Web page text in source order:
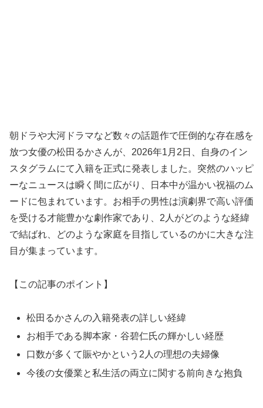
朝ドラや大河ドラマなど数々の話題作で圧倒的な存在感を
放つ女優の松田るかさんが、2026年1月2日、自身のイン
スタグラムにて入籍を正式に発表しました。突然のハッピ
ーなニュースは瞬く間に広がり、日本中が温かい祝福のム
ードに包まれています。お相手の男性は演劇界で高い評価
を受ける才能豊かな劇作家であり、2人がどのような経緯
で結ばれ、どのような家庭を目指しているのかに大きな注
目が集まっています。
【この記事のポイント】
松田るかさんの入籍発表の詳しい経緯
お相手である脚本家・谷碧仁氏の輝かしい経歴
口数が多くて賑やかという2人の理想の夫婦像
今後の女優業と私生活の両立に関する前向きな抱負